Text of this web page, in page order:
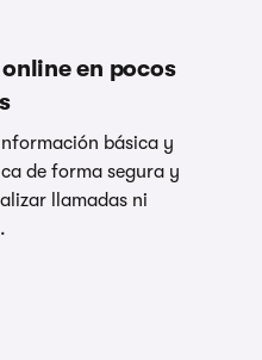
en pocos
básica y
de forma segura y
llamadas ni